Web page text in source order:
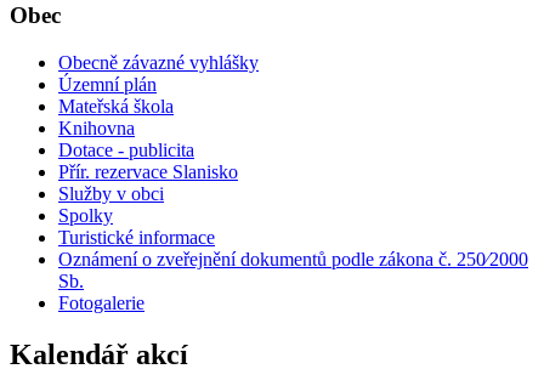
Obec
Obecně závazné vyhlášky
Územní plán
Mateřská škola
Knihovna
Dotace - publicita
Přír. rezervace Slanisko
Služby v obci
Spolky
Turistické informace
Oznámení o zveřejnění dokumentů podle zákona č. 250⁄2000
Sb.
Fotogalerie
Kalendář akcí